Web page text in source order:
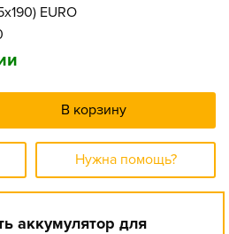
EURO
В корзину
Нужна помощь?
аккумулятор для